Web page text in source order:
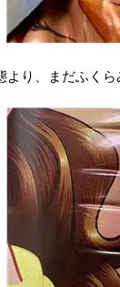
り、まだふくら